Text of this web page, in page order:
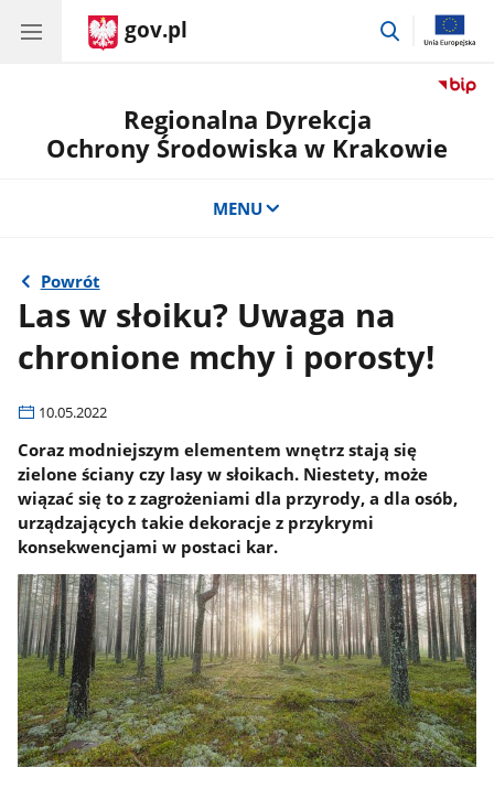
gov.pl
przejdź
Regionalna Dyrekcja
Ochrony Środowiska w Krakowie
MENU
Powrót
Las w słoiku? Uwaga na
chronione mchy i porosty!
10.05.2022
Coraz modniejszym elementem wnętrz stają się
zielone ściany czy lasy w słoikach. Niestety, może
wiązać się to z zagrożeniami dla przyrody, a dla osób,
urządzających takie dekoracje z przykrymi
konsekwencjami w postaci kar.